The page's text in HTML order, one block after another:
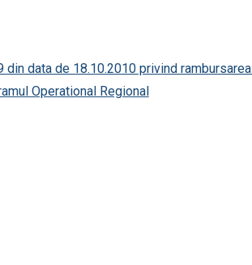
din data de 18.10.2010 privind
Operational Regional